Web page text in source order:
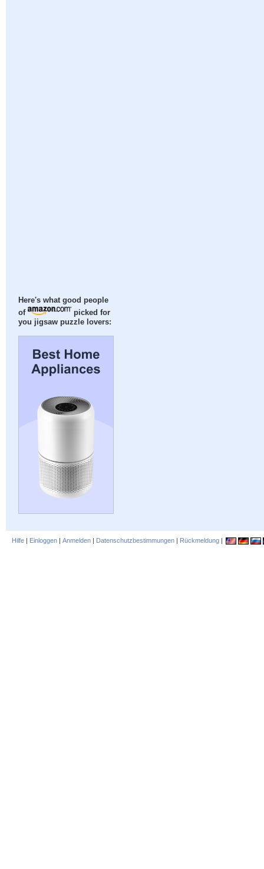
Here's what good people
of
picked for
you jigsaw puzzle lovers:
Hilfe | Einloggen | Anmelden | Datenschutzbestimmungen | Rückmeldung |